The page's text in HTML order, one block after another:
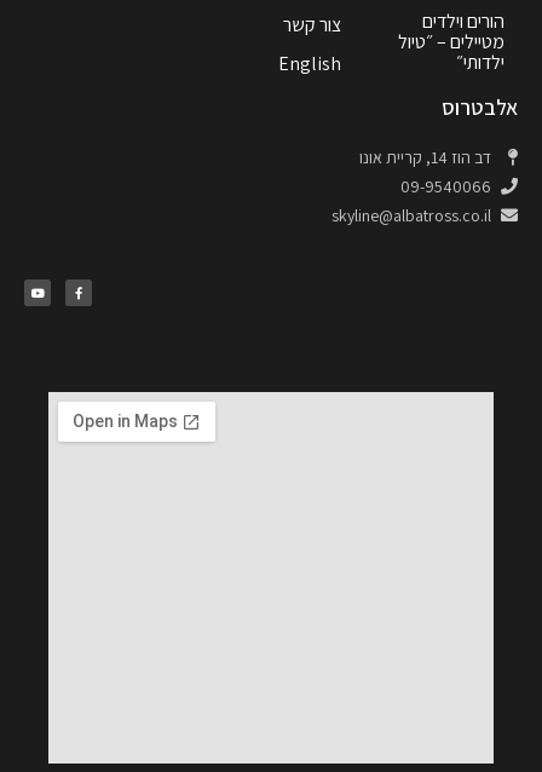
הורים וילדים
מטיילים – ״טיול
ילדותי״
צור קשר
English
אלבטרוס
דב הוז 14, קריית אונו
09-9540066
skyline@albatross.co.il